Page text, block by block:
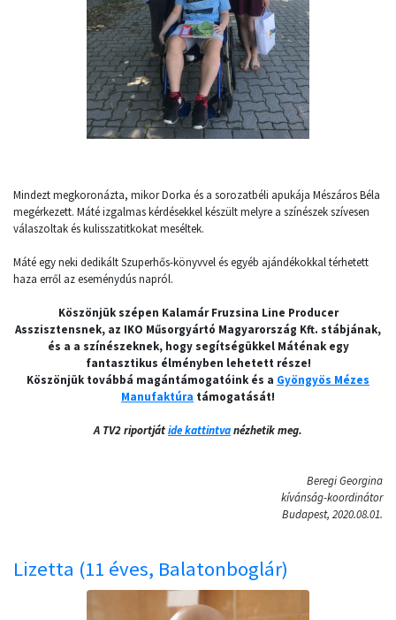
Mindezt megkoronázta, mikor Dorka és a sorozatbéli apukája Mészáros Béla
megérkezett. Máté izgalmas kérdésekkel készült melyre a színészek szívesen
válaszoltak és kulisszatitkokat meséltek.
Máté egy neki dedikált Szuperhős-könyvvel és egyéb ajándékokkal térhetett
haza erről az eseménydús napról.
Köszönjük szépen Kalamár Fruzsina Line Producer
Asszisztensnek, az IKO Műsorgyártó Magyarország Kft. stábjának,
és a a színészeknek, hogy segítségükkel Máténak egy
fantasztikus élményben lehetett része!
Köszönjük továbbá magántámogatóink és a Gyöngyös Mézes
Manufaktúra támogatását!
A TV2 riportjátide kattintvanézhetik meg.
Beregi Georgina
kívánság-koordinátor
Budapest, 2020.08.01.
Lizetta (11 éves, Balatonboglár)